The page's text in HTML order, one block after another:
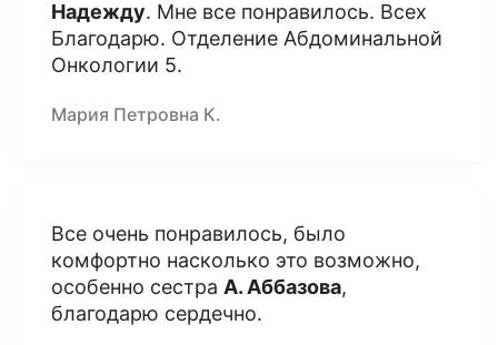
Надежду. Мне все понравилось. Всех
Благодарю. Отделение Абдоминальной
Онкологии 5.
Мария Петровна К.
Все очень понравилось, было
комфортно насколько это возможно,
особенно сестра А. Аббазова,
благодарю сердечно.